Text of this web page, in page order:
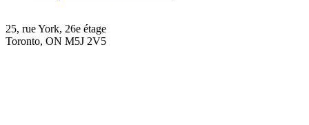
25, rue York, 26e étage
Toronto, ON M5J 2V5